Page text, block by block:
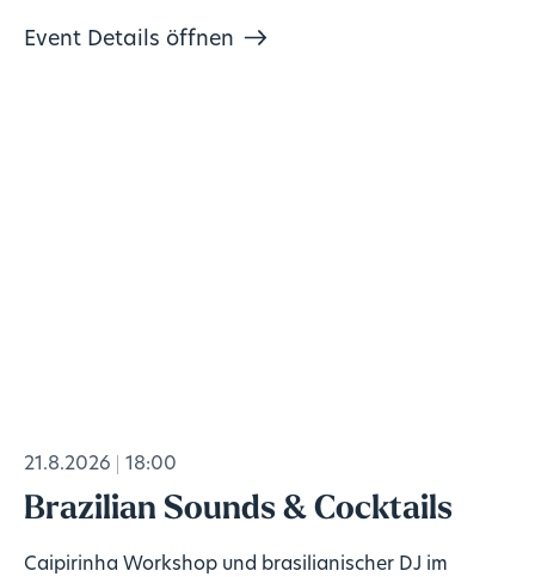
Event Details öffnen
21.8.2026 18:00
Brazilian Sounds & Cocktails
Caipirinha Workshop und brasilianischer DJ im